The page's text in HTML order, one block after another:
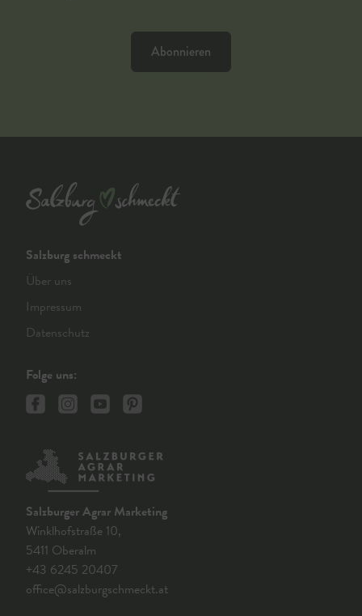
Abonnieren
Salzburg schmeckt
Über uns
Impressum
Datenschutz
Folge uns:
Salzburger Agrar Marketing
Winklhofstraße 10,
5411 Oberalm
+43 6245 20407
office@salzburgschmeckt.at